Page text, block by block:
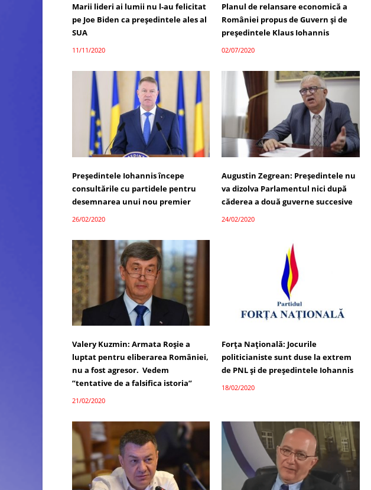
Marii lideri ai lumii nu l-au felicitat
pe Joe Biden ca președintele ales al
SUA
11/11/2020
Planul de relansare economică a
României propus de Guvern și de
președintele Klaus Iohannis
02/07/2020
Președintele Iohannis începe
consultările cu partidele pentru
desemnarea unui nou premier
26/02/2020
Augustin Zegrean: Președintele nu
va dizolva Parlamentul nici după
căderea a două guverne succesive
24/02/2020
Valery Kuzmin: Armata Roșie a
luptat pentru eliberarea României,
nu a fost agresor. Vedem
”tentative de a falsifica istoria”
21/02/2020
Forța Națională: Jocurile
politicianiste sunt duse la extrem
de PNL și de președintele Iohannis
18/02/2020